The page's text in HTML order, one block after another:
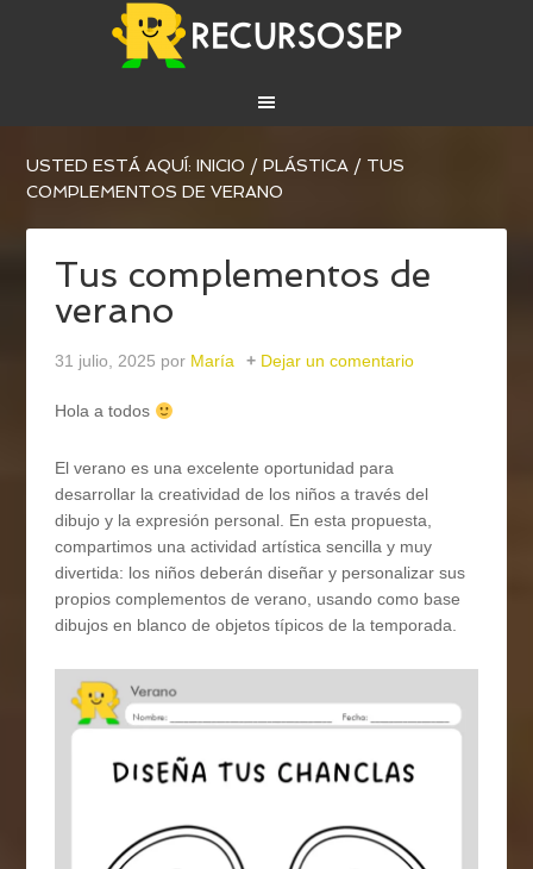
USTED ESTÁ AQUÍ:INICIO / PLÁSTICA / TUS
COMPLEMENTOS DE VERANO
Tus complementos de
verano
31 julio, 2025 por María Dejar un comentario
Hola a todos
El verano es una excelente oportunidad para
desarrollar la creatividad de los niños a través del
dibujo y la expresión personal. En esta propuesta,
compartimos una actividad artística sencilla y muy
divertida: los niños deberán diseñar y personalizar sus
propios complementos de verano, usando como base
dibujos en blanco de objetos típicos de la temporada.